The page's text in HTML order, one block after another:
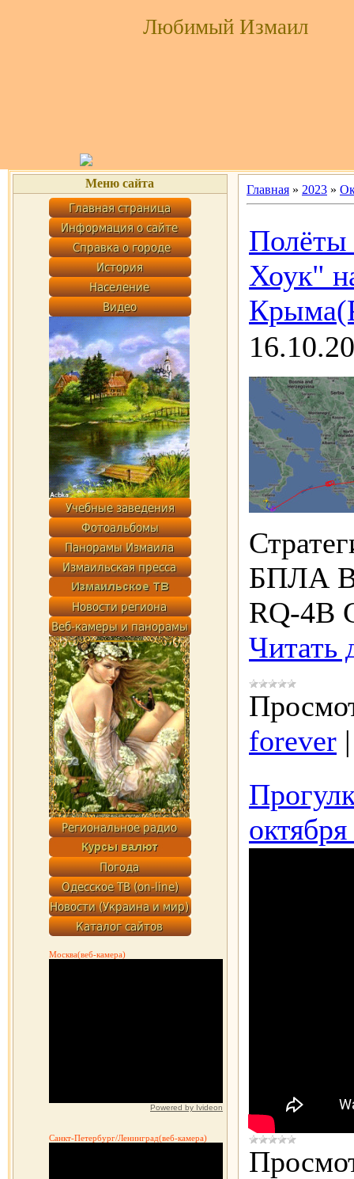
Любимый Измаил
Меню сайта
Москва(веб-камера)
Powered by Ivideon
Санкт-Петербург/Ленинград(веб-камера)
Главная » 2023 »
Хоук"
БПЛА
RQ-4B
Читать
forever